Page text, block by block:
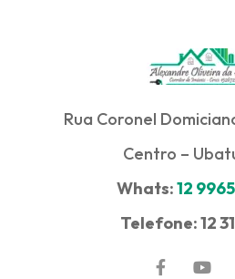
Rua Coronel
Centro –
Whats:12
Telefone: 12